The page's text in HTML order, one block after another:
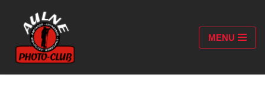
Aller
au
contenu
MENU